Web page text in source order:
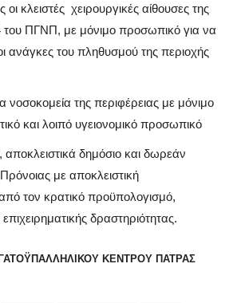
κλειστές χειρουργικές αίθουσες της
του ΠΓΝΠ, με μόνιμο προσωπικό για να
ανάγκες του πληθυσμού της περιοχής
νοσοκομεία της περιφέρειας με μόνιμο
και λοιπό υγειονομικό προσωπικό
αποκλειστικά δημόσιο και δωρεάν
με αποκλειστική
τον κρατικό προϋπολογισμό,
δραστηριότητας.
ΚΕΝΤΡΟΥ ΠΑΤΡΑΣ